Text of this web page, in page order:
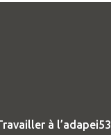
à l’adapei53